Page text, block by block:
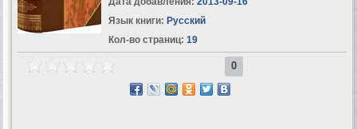
Язык книги: Русский
Кол-во страниц: 19
0